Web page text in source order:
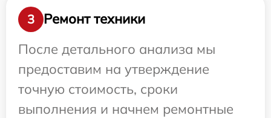
3
Ремонт техники
После детального анализа мы
предоставим на утверждение
точную стоимость, сроки
выполнения и начнем ремонтные